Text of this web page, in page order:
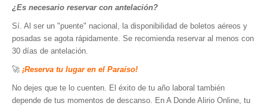
¿Es necesario reservar con antelación?
Sí. Al ser un "puente" nacional, la disponibilidad de boletos aéreos y
posadas se agota rápidamente. Se recomienda reservar al menos con
30 días de antelación.
🚀 ¡Reserva tu lugar en el Paraíso!
No dejes que te lo cuenten. El éxito de tu año laboral también
depende de tus momentos de descanso. En A Donde Alirio Online, tu